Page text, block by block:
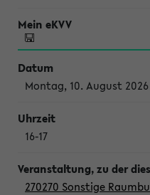
Montag, 10. August 2026
16-17
270270 Sonstige